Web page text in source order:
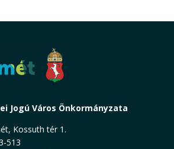
Jogú Város Önkormányzata
Kossuth tér 1.
513